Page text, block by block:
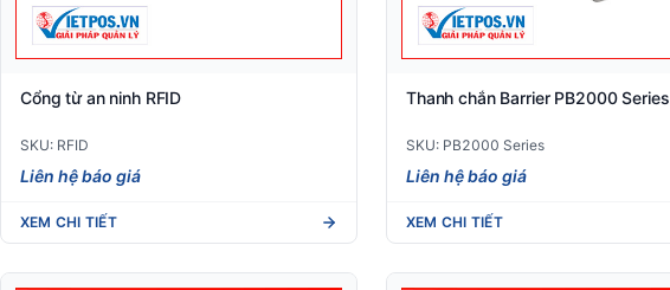
Cổng từ an ninh RFID
SKU: RFID
Liên hệ báo giá
XEM CHI TIẾT
Thanh chắn Barrier PB2000 Series
SKU: PB2000 Series
Liên hệ báo giá
XEM CHI TIẾT